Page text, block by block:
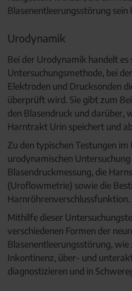
Blasenentleerungsstörung sein
Urodynamik
Bei der Urodynamik handelt es
Untersuchungsmethode, bei
Elektroden und Drucksonden
überprüft wird. Sie gibt zum
den Blasendruck und darüber,
Harntrakt Urin speichert und
Zu den typischen Testungen im
urodynamischen
Blasendruckmessung, die
(Uroflowmetrie) sowie die
Harnröhrenverschlussfunktion.
Mithilfe dieser
verschiedenen Formen der
Blasenentleerungsstörung, wie
Inkontinenz, über- und
diagnostizieren und in